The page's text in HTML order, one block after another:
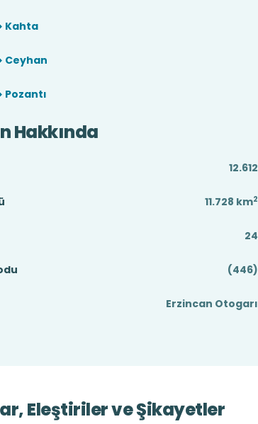
Kahta
Ceyhan
Pozantı
Hakkında
12.612
11.728 km2
24
(446)
Erzincan Otogarı
Eleştiriler ve Şikayetler